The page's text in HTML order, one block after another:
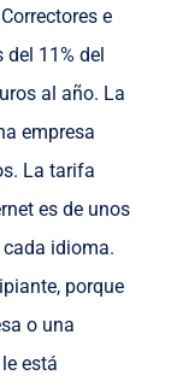
e
del 11% del
al año. La
empresa
La tarifa
es de unos
idioma.
porque
o una
está